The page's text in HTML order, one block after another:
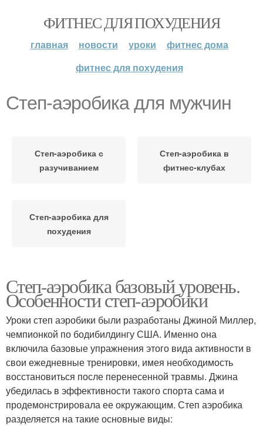
ФИТНЕС ДЛЯ ПОХУДЕНИЯ
главная новости уроки
фитнес дома
фитнес для похудения
Степ-аэробика для мужчин
Степ-аэробика с
разучиванием
Степ-аэробика в
фитнес-клубах
Степ-аэробика для
похудения
Степ-аэробика базовый уровень.
Особенности степ-аэробики
Уроки степ аэробики были разработаны Джиной Миллер,
чемпионкой по бодибилдингу США. Именно она
включила базовые упражнения этого вида активности в
свои ежедневные тренировки, имея необходимость
восстановиться после перенесенной травмы. Джина
убедилась в эффективности такого спорта сама и
продемонстрировала ее окружающим. Степ аэробика
разделяется на такие основные виды: